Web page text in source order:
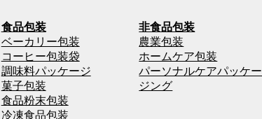
食品包装
ベーカリー包装
コーヒー包装袋
調味料パッケージ
菓子包装
食品粉末包装
冷凍食品包装
非食品包装
農業包装
ホームケア包装
パーソナルケアパッケー
ジング